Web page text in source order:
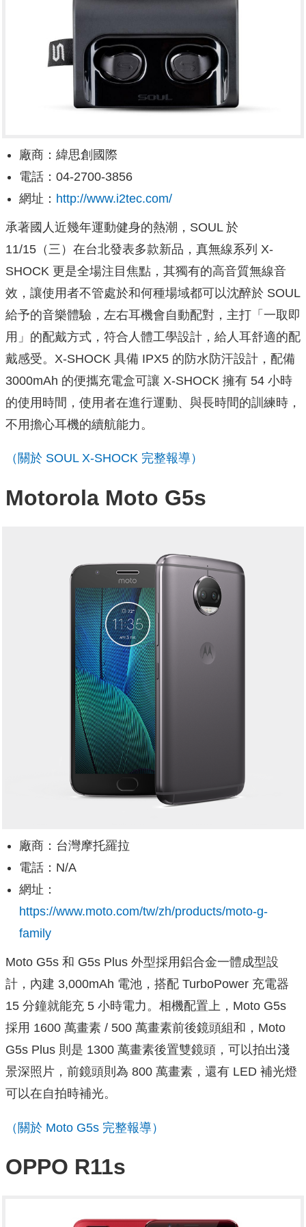
廠商：緯思創國際
電話：04-2700-3856
網址： http://www.i2tec.com/
承著國人近幾年運動健身的熱潮，SOUL 於
11/15（三）在台北發表多款新品，真無線系列 X-
SHOCK 更是全場注目焦點，其獨有的高音質無線音
效，讓使用者不管處於和何種場域都可以沈醉於 SOUL
給予的音樂體驗，左右耳機會自動配對，主打「一取即
用」的配戴方式，符合人體工學設計，給人耳舒適的配
戴感受。X-SHOCK 具備 IPX5 的防水防汗設計，配備
3000mAh 的便攜充電盒可讓 X-SHOCK 擁有 54 小時
的使用時間，使用者在進行運動、與長時間的訓練時，
不用擔心耳機的續航能力。
（關於 SOUL X-SHOCK 完整報導）
Motorola Moto G5s
廠商：台灣摩托羅拉
電話：N/A
網址：
https://www.moto.com/tw/zh/products/moto-g-
family
Moto G5s 和 G5s Plus 外型採用鋁合金一體成型設
計，內建 3,000mAh 電池，搭配 TurboPower 充電器
15 分鐘就能充 5 小時電力。相機配置上，Moto G5s
採用 1600 萬畫素 / 500 萬畫素前後鏡頭組和，Moto
G5s Plus 則是 1300 萬畫素後置雙鏡頭，可以拍出淺
景深照片，前鏡頭則為 800 萬畫素，還有 LED 補光燈
可以在自拍時補光。
（關於 Moto G5s 完整報導）
OPPO R11s